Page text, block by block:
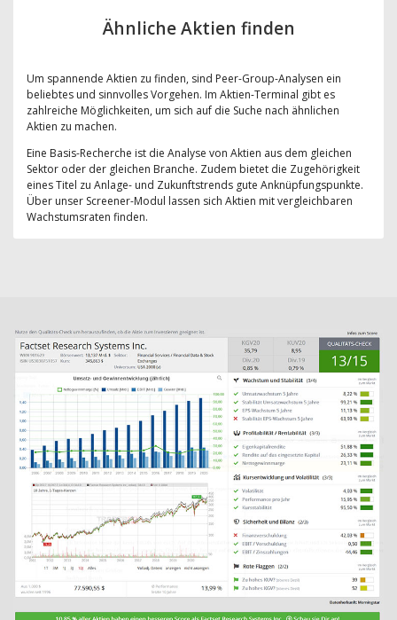
Ähnliche Aktien finden
Um spannende Aktien zu finden, sind Peer-Group-Analysen ein
beliebtes und sinnvolles Vorgehen. Im Aktien-Terminal gibt es
zahlreiche Möglichkeiten, um sich auf die Suche nach ähnlichen
Aktien zu machen.
Eine Basis-Recherche ist die Analyse von Aktien aus dem gleichen
Sektor oder der gleichen Branche. Zudem bietet die Zugehörigkeit
eines Titel zu Anlage- und Zukunftstrends gute Anknüpfungspunkte.
Über unser Screener-Modul lassen sich Aktien mit vergleichbaren
Wachstumsraten finden.